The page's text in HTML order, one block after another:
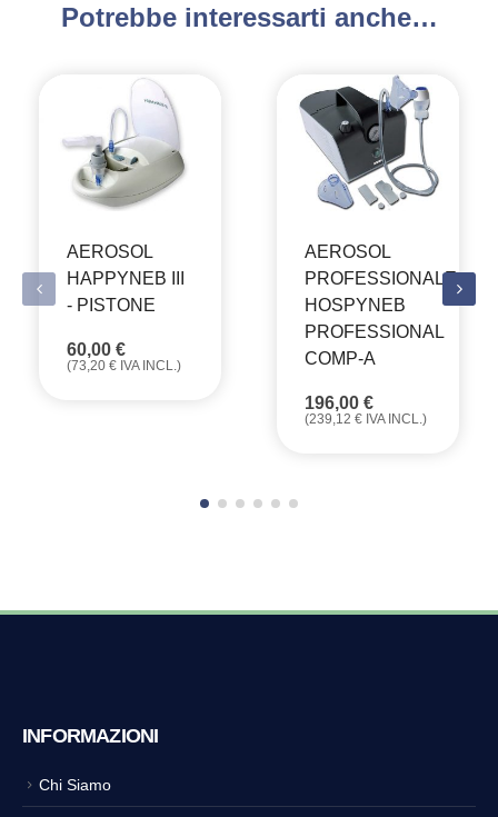
Potrebbe interessarti anche…
AEROSOL
HAPPYNEB III
- PISTONE
60,00 €
(73,20 € IVA INCL.)
AEROSOL
PROFESSIONALE
HOSPYNEB
PROFESSIONAL
COMP-A
196,00 €
(239,12 € IVA INCL.)
INFORMAZIONI
Chi Siamo